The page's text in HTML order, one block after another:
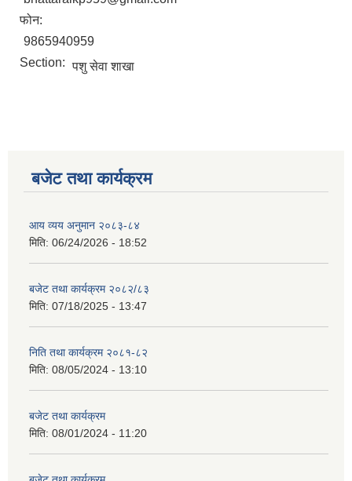
फोन:
9865940959
Section: पशु सेवा शाखा
बजेट तथा कार्यक्रम
आय व्यय अनुमान २०८३-८४
मिति: 06/24/2026 - 18:52
बजेट तथा कार्यक्रम २०८२/८३
मिति: 07/18/2025 - 13:47
निति तथा कार्यक्रम २०८१-८२
मिति: 08/05/2024 - 13:10
बजेट तथा कार्यक्रम
मिति: 08/01/2024 - 11:20